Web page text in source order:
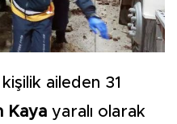
aileden 31
Kaya yaralı olarak